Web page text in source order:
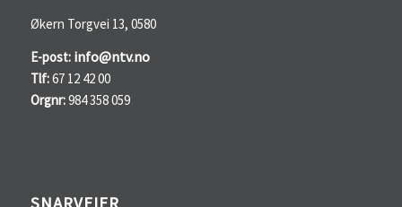
Økern Torgvei 13, 0580
E-post: info@ntv.no
Tlf:67 12 42 00
Orgnr:984 358 059